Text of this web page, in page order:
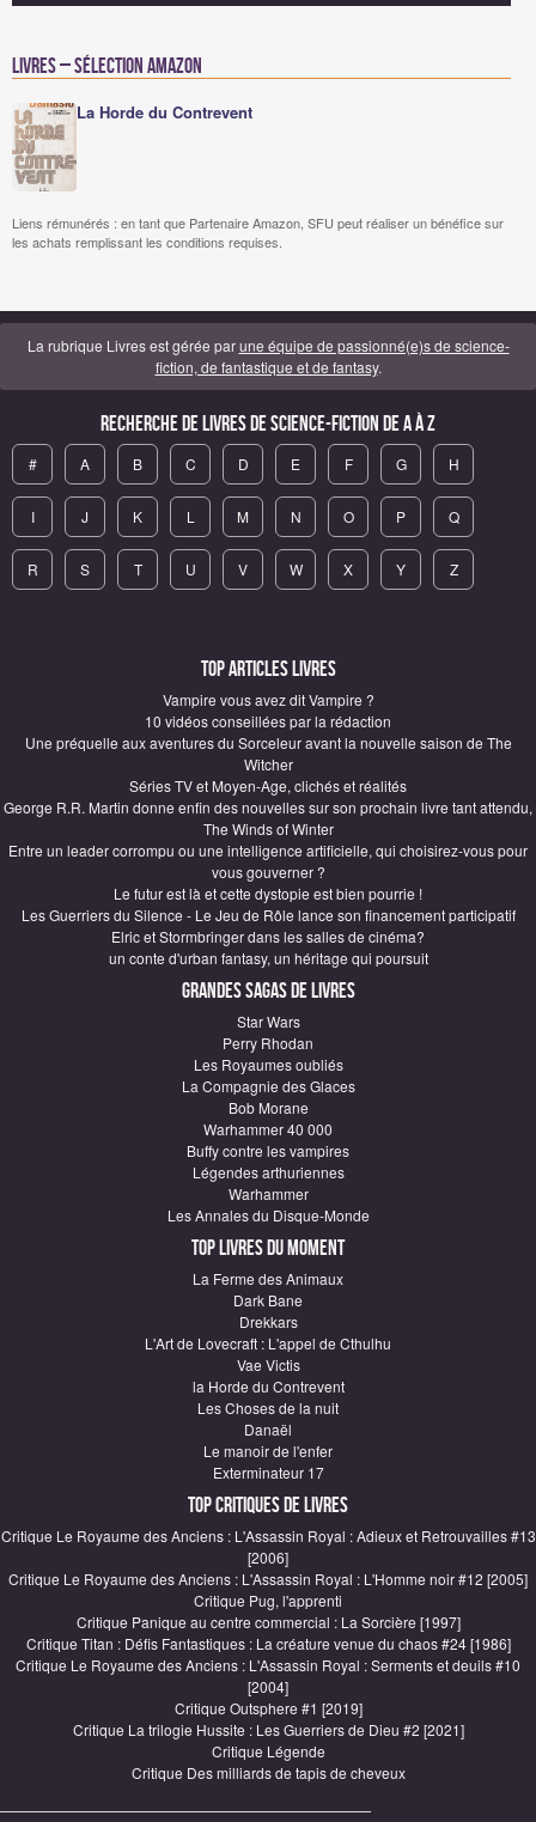
Livres – Sélection Amazon
La Horde du Contrevent
Liens rémunérés : en tant que Partenaire Amazon, SFU peut réaliser un bénéfice sur
les achats remplissant les conditions requises.
La rubrique Livres est gérée parune équipe de passionné(e)s de science-
fiction, de fantastique et de fantasy.
Recherche de Livres de science-fiction de A à Z
# A B C D E F G H
I J K L M N O P Q
R S T U V W X Y Z
Top articles Livres
Vampire vous avez dit Vampire ?
10 vidéos conseillées par la rédaction
Une préquelle aux aventures du Sorceleur avant la nouvelle saison de The
Witcher
Séries TV et Moyen-Age, clichés et réalités
George R.R. Martin donne enfin des nouvelles sur son prochain livre tant attendu,
The Winds of Winter
Entre un leader corrompu ou une intelligence artificielle, qui choisirez-vous pour
vous gouverner ?
Le futur est là et cette dystopie est bien pourrie !
Les Guerriers du Silence - Le Jeu de Rôle lance son financement participatif
Elric et Stormbringer dans les salles de cinéma?
un conte d'urban fantasy, un héritage qui poursuit
Grandes sagas de Livres
Star Wars
Perry Rhodan
Les Royaumes oubliés
La Compagnie des Glaces
Bob Morane
Warhammer 40 000
Buffy contre les vampires
Légendes arthuriennes
Warhammer
Les Annales du Disque-Monde
Top Livres du moment
La Ferme des Animaux
Dark Bane
Drekkars
L'Art de Lovecraft : L'appel de Cthulhu
Vae Victis
la Horde du Contrevent
Les Choses de la nuit
Danaël
Le manoir de l'enfer
Exterminateur 17
Top critiques de Livres
Critique Le Royaume des Anciens : L'Assassin Royal : Adieux et Retrouvailles #13
[2006]
Critique Le Royaume des Anciens : L'Assassin Royal : L'Homme noir #12 [2005]
Critique Pug, l'apprenti
Critique Panique au centre commercial : La Sorcière [1997]
Critique Titan : Défis Fantastiques : La créature venue du chaos #24 [1986]
Critique Le Royaume des Anciens : L'Assassin Royal : Serments et deuils #10
[2004]
Critique Outsphere #1 [2019]
Critique La trilogie Hussite : Les Guerriers de Dieu #2 [2021]
Critique Légende
Critique Des milliards de tapis de cheveux